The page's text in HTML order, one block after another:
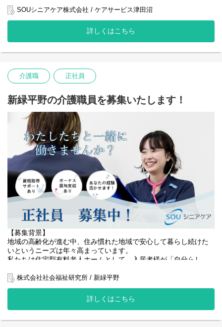
■ 日常生活の支援・指導
爪切り、服薬管理、入浴・排泄介助など、自立支援につながるケ
■ リハビリテーションの補助
います。
介助方法の説明や心理的サポート、相談対応を行います。
■ 多職種との連携
ケアマネジャー、医師などと連携し、包括的な在宅ケアを提供し
ます。
サービス担当者会議にも参加していただきます。
【求める人物像】
当ステーションでは、ストレスやハラスメントのない、あたたか
い職場づくりを大切にしています。
そのため、明るく元気で協調性のある方を歓迎します。
■ 以下のような方に向いています
・訪問看護の現場で経験を積みたい方
・自身の成長を実感したい方
・地域に貢献できる仕事がしたい方
・助け合える仲間と働きたい方
務をお任せします。
【具体的な仕事内容】
・訪問介護計画書の作成と定期的な見直し
・ヘルパーへの指示・業務調整・育成指導
・関係機関との連携や対応業務
・苦情対応および改善策の実施
私たちは
「住み慣れた地域で、自分らしく安心して暮らせる社会」の実現
ご利用者様一人ひとりに寄り添う質の高いサービス提供に力を注
いでいます！
・ご利用者様の増加
・サービス品質のさらなる向上
これらに対応するため、体制強化が急務となっており、
今回、地域福祉に貢献する熱意ある仲間を募集します！
真心を込めたケアを通じて、
地域社会にあたたかさを届けていきませんか？
【役割】
ご利用者様のご自宅を訪問し、
身体介護や生活援助などを通じて、日常生活のサポートを行って
いただきます！
目指すのは「自立支援」
ご利用者様がその人らしく、安心して暮らせるよう、きめ細やか
な支援を行います。
・利用者様とじっくり関わりたい
・地域に根差した介護をしたい
・将来的にサービス提供責任者なども視野に入れて働きたい
い。
・利用者宅への訪問による身体介護
・生活援助
SOUシニアケア株式会社 / ケアサービス津田沼
詳しくはこちら
介護職 正社員
新緑平野の介護職員を募集いたします！
【募集背景】
地域の高齢化が進む中、住み慣れた地域で安心して暮らし続けた
いというニーズは年々高まっています。
私たちは住宅型有料老人ホームとして、入居者様が「自分らし
としたサービスを提供しています。
近年、入居相談やお問い合わせが増加しており、より丁寧な見守
りと生活サポートが求められています。
入居者様の尊厳を大切にし、心穏やかに過ごせる環境づくりを一
緒に支えていただける仲間を募集しています。
株式会社社会福祉研究所 / 新緑平野
詳しくはこちら